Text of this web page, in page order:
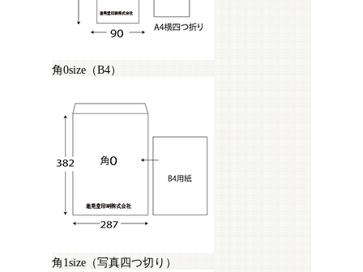
角0size（B4）
角1size（写真四つ切り）